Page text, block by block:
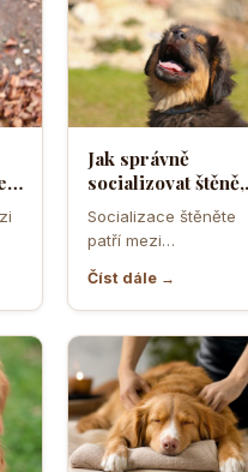
Jak správně
socializovat štěně,
aby z něj vyrostl
sebevědomý a
klidný pes
Socializace štěněte
patří mezi
prvních měsíců života.
Právě v tomto období
se…
Číst dále →